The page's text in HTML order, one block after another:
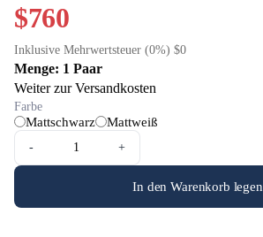
$760
Inklusive Mehrwertsteuer (0%) $0
Menge: 1 Paar
Weiter zur Versandkosten
Farbe
Mattschwarz Mattweiß
- +
In den Warenkorb legen